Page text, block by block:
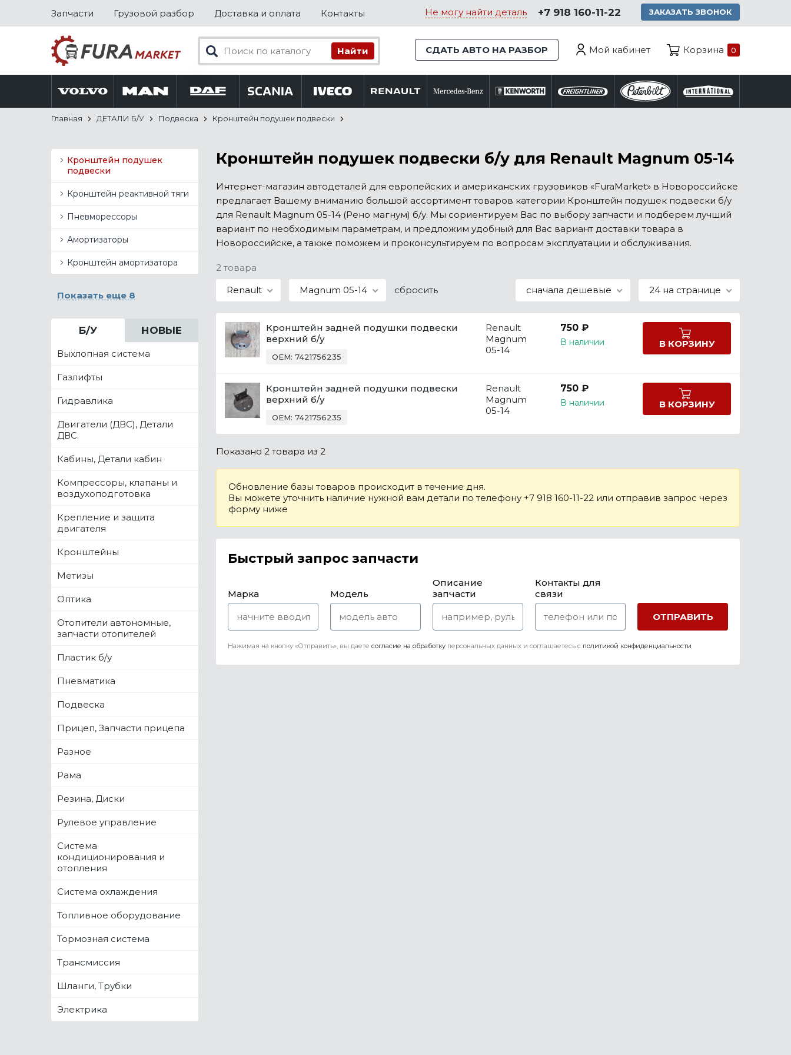
Запчасти Грузовой разбор Доставка и оплата Контакты Не могу найти деталь +7 918 160-11-22 ЗАКАЗАТЬ ЗВОНОК
СДАТЬ АВТО НА РАЗБОР Мой кабинет Корзина 0
Главная ДЕТАЛИ Б/У Подвеска Кронштейн подушек подвески
Кронштейн подушек
подвески
Кронштейн реактивной тяги
Пневморессоры
Амортизаторы
Кронштейн амортизатора
Показать еще 8
Б/У НОВЫЕ
Выхлопная система
Газлифты
Гидравлика
Двигатели (ДВС), Детали
ДВС.
Кабины, Детали кабин
Компрессоры, клапаны и
воздухоподготовка
Крепление и защита
двигателя
Кронштейны
Метизы
Оптика
Отопители автономные,
запчасти отопителей
Пластик б/у
Пневматика
Подвеска
Прицеп, Запчасти прицепа
Разное
Рама
Резина, Диски
Рулевое управление
Система
кондиционирования и
отопления
Система охлаждения
Топливное оборудование
Тормозная система
Трансмиссия
Шланги, Трубки
Электрика
Кронштейн подушек подвески б/у для Renault Magnum 05-14
Интернет-магазин автодеталей для европейских и американских грузовиков «FuraMarket» в Новороссийске
предлагает Вашему вниманию большой ассортимент товаров категории Кронштейн подушек подвески б/у
для Renault Magnum 05-14 (Рено магнум) б/у. Мы сориентируем Вас по выбору запчасти и подберем лучший
вариант по необходимым параметрам, и предложим удобный для Вас вариант доставки товара в
Новороссийске, а также поможем и проконсультируем по вопросам эксплуатации и обслуживания.
2 товара
Renault
Magnum 05-14 сбросить сначала дешевые 24 на странице
Кронштейн задней подушки подвески
верхний б/у
OEM: 7421756235
Renault
Magnum
05-14
750 ₽
В наличии В КОРЗИНУ
Кронштейн задней подушки подвески
верхний б/у
OEM: 7421756235
Renault
Magnum
05-14
750 ₽
В наличии В КОРЗИНУ
Показано 2 товара из 2
Обновление базы товаров происходит в течение дня.
Вы можете уточнить наличие нужной вам детали по телефону +7 918 160-11-22 или отправив запрос через
форму ниже
Быстрый запрос запчасти
Марка Модель
Описание
запчасти
Контакты для
связи
Нажимая на кнопку «Отправить», вы даете согласие на обработку персональных данных и соглашаетесь c политикой конфиденциальности